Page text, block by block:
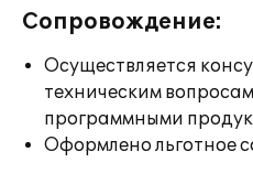
Сопровождение:
Осуществляется
техническим
программными
Оформлено льготное